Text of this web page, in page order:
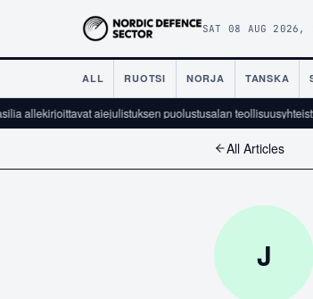
SAT 08 AUG 2026,
ALL RUOTSI NORJA TANSKA
allekirjoittavat aiejulistuksen puolustusalan
All Articles
J